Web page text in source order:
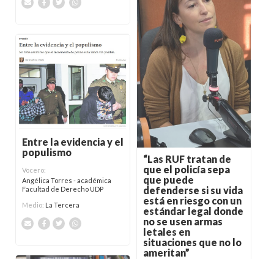
“Las RUF tratan de
que el policía sepa
que puede
defenderse si su vida
está en riesgo con un
estándar legal donde
no se usen armas
letales en
situaciones que no lo
ameritan”
Entre la evidencia y el
populismo
Vocero:
Angélica Torres - académica
Facultad de Derecho UDP
Medio: La Tercera